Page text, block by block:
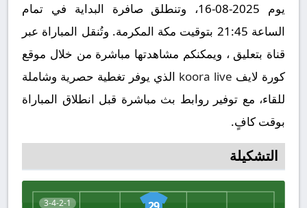
يوم 2025-08-16، وتنطلق صافرة البداية في تمام
الساعة 21:45 بتوقيت مكة المكرمة. وتُنقل المباراة عبر
قناة بتعليق ، ويمكنكم مشاهدتها مباشرة من خلال موقع
كورة لايف koora live الذي يوفر تغطية حصرية وشاملة
للقاء، مع توفير روابط بث مباشرة قبل انطلاق المباراة
بوقت كافٍ.
التشكيلة
3-4-2-1